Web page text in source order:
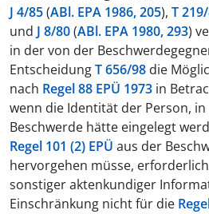
J 4/85(ABl. EPA 1986, 205), T
und J 8/80(ABl. EPA 1980, 293)
in der von der
EntscheidungT 656/98 die
nach Regel 88 EPÜ 1973 in
wenn die Identität der Person,
Beschwerde hätte eingelegt
Regel 101 (2) EPÜ aus der
hervorgehen müsse,
sonstiger aktenkundiger
Einschränkung nicht für die